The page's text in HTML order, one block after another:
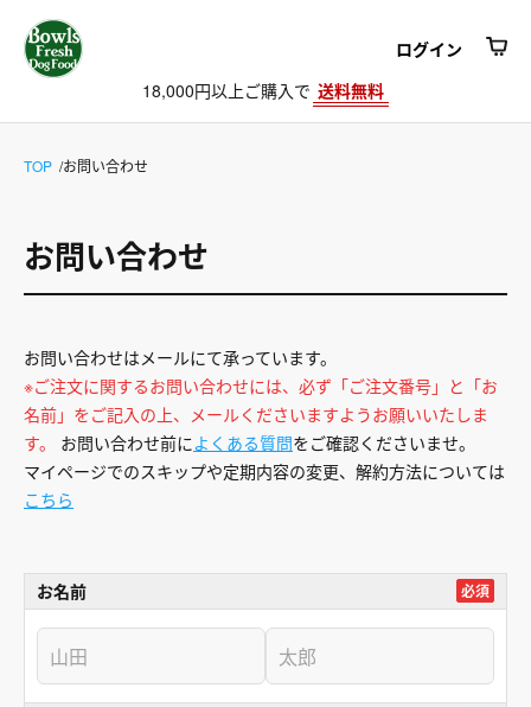
ログイン
18,000円以上ご購入で 送料無料
TOP お問い合わせ
お問い合わせ
お問い合わせはメールにて承っています。
※ご注文に関するお問い合わせには、必ず「ご注文番号」と「お
名前」をご記入の上、メールくださいますようお願いいたしま
す。
お問い合わせ前によくある質問をご確認くださいませ。
マイページでのスキップや定期内容の変更、解約方法については
こちら
お名前 必須